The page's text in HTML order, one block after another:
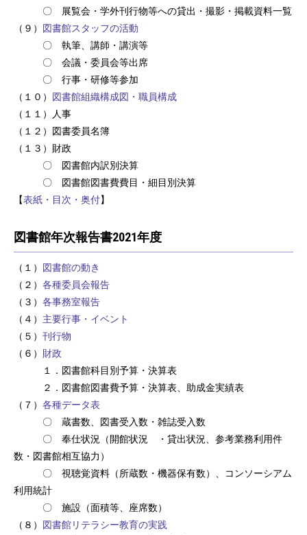
〇 展覧会・学外刊行物等への貸出・撮影・掲載資料一覧
（９） 図書館スタッフの活動
〇 執筆、講師・講演等
〇 会議・委員会等出席
〇 行事・研修等参加
（１０） 図書館組織構成図・職員構成
（１１）人事
（１２）図書委員名簿
（１３）財政
〇 図書館内訳別決算
〇 図書館図書費費目・細目別決算
【表紙・目次・奥付】
図書館年次報告書2021年度
（１） 図書館の動き
（２） 各種委員会報告
（３） 各事務室報告
（４） 主要行事・イベント
（５） 刊行物
（６） 財政
１．図書館科目別予算・決算表
２．図書館図書費予算・決算表、助成金実績表
（７） 各種データ表
〇 蔵書数、図書受入数・雑誌受入数
〇 奉仕状況（開館状況 ・貸出状況、参考業務利用件
数・図書館相互協力）
〇 視聴覚資料（所蔵数・機器保有数）、コンソーシアム
利用統計
〇 施設（面積等、座席数）
（８） 図書館リテラシー教育の実践